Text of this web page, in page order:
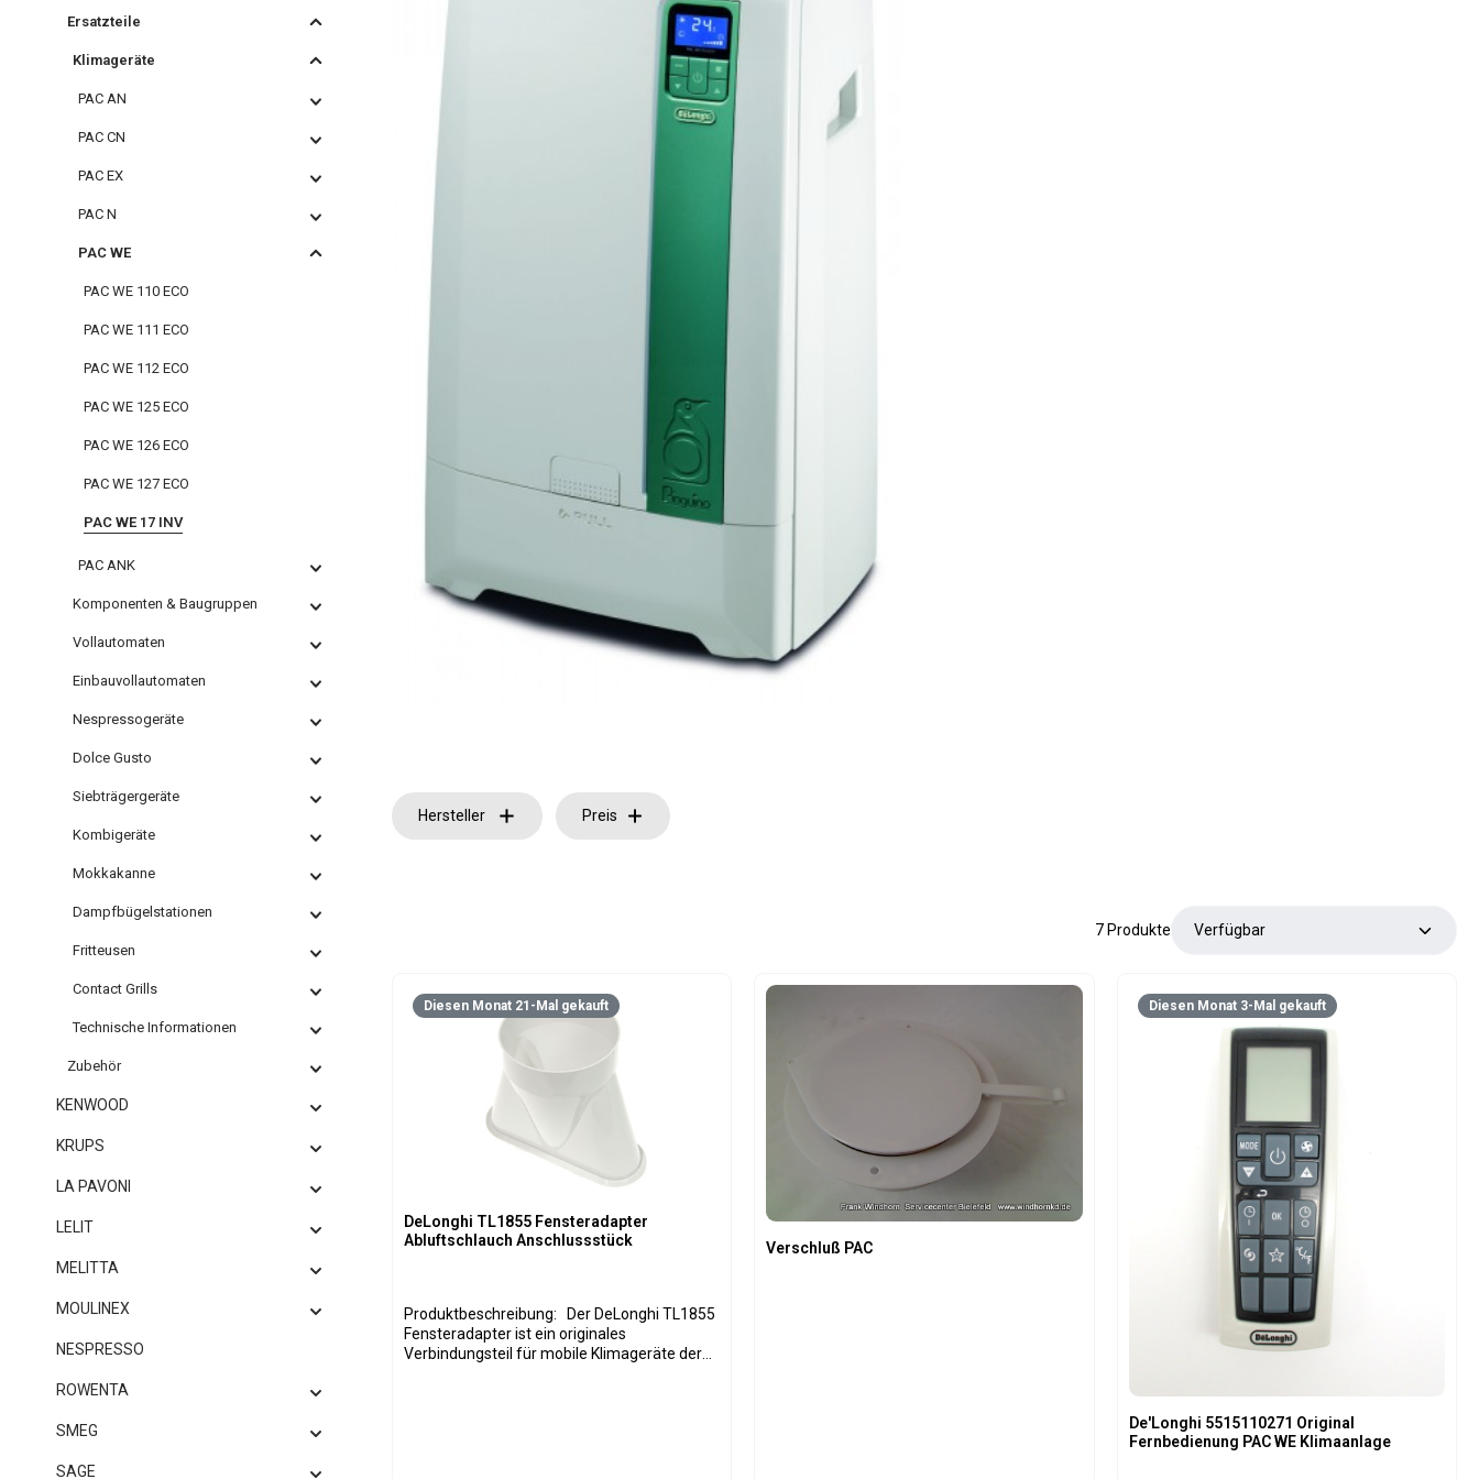
Ersatzteile
Klimageräte
PAC AN
PAC CN
PAC EX
PAC N
PAC WE
PAC WE 110 ECO
PAC WE 111 ECO
PAC WE 112 ECO
PAC WE 125 ECO
PAC WE 126 ECO
PAC WE 127 ECO
PAC WE 17 INV
PAC ANK
Komponenten & Baugruppen
Vollautomaten
Einbauvollautomaten
Nespressogeräte
Dolce Gusto
Siebträgergeräte
Kombigeräte
Mokkakanne
Dampfbügelstationen
Fritteusen
Contact Grills
Technische Informationen
Zubehör
KENWOOD
KRUPS
LA PAVONI
LELIT
MELITTA
MOULINEX
NESPRESSO
ROWENTA
SMEG
SAGE
Hersteller Preis
7 Produkte
Diesen Monat 21-Mal gekauft
DeLonghi TL1855 Fensteradapter
Abluftschlauch Anschlussstück
Produktbeschreibung: Der DeLonghi TL1855
Fensteradapter ist ein originales
Verbindungsteil für mobile Klimageräte der
Verschluß PAC
Diesen Monat 3-Mal gekauft
De'Longhi 5515110271 Original
Fernbedienung PAC WE Klimaanlage